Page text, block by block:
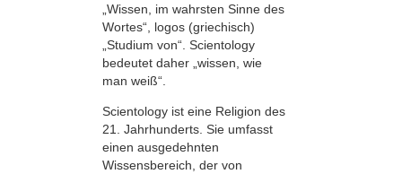
„Wissen, im wahrsten Sinne des
Wortes“, logos (griechisch)
„Studium von“. Scientology
bedeutet daher „wissen, wie
man weiß“.
Scientology ist eine Religion des
21. Jahrhunderts. Sie umfasst
einen ausgedehnten
Wissensbereich, der von